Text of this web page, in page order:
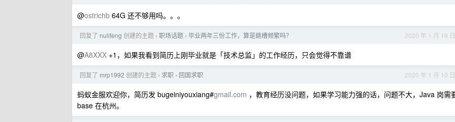
@ostrichb 64G 还不够用吗。。。
2020 年 1 月 19 日
回复了 nullfeng 创建的主题 › 职场话题 › 毕业两年三份工作，算是跳槽频繁吗？
@A8XXX +1，如果我看到简历上刚毕业就是「技术总监」的工作经历，只会觉得不靠谱
2020 年 1 月 10 日
回复了 mrp1992 创建的主题 › 求职 › 回国求职
蚂蚁金服欢迎你，简历发 bugeiniyouxiang#gmail.com ，教育经历没问题，如果学习能力强的话，问题不大，Java 岗需
base 在杭州。